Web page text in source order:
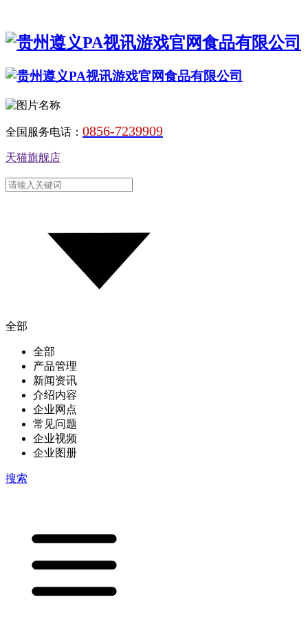
全国服务电话： 0856-7239909
天猫旗舰店
全部
全部
产品管理
新闻资讯
介绍内容
企业网点
常见问题
企业视频
企业图册
搜索